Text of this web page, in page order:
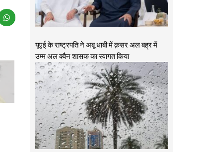
यूएई के राष्ट्रपति ने अबू धाबी में क़सर अल बह्र में
उम्म अल क्वैन शासक का स्वागत किया